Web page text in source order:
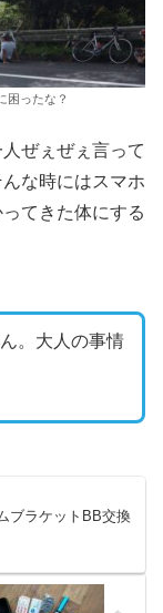
困ったな？
ぜぇぜぇ言って
な時にはスマホ
てきた体にする
。大人の事情
ブラケットBB交換